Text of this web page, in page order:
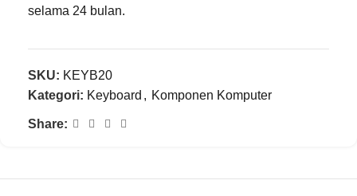
selama 24 bulan.
SKU: KEYB20
Kategori: Keyboard , Komponen Komputer
Share: